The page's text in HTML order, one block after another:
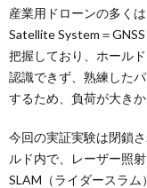
産業用ドローンの多く
Satellite System＝
把握しており、ホール
認識できず、熟練した
するため、負荷が大きか
今回の実証実験は閉鎖
ルド内で、レーザー照
SLAM（ライダースラム